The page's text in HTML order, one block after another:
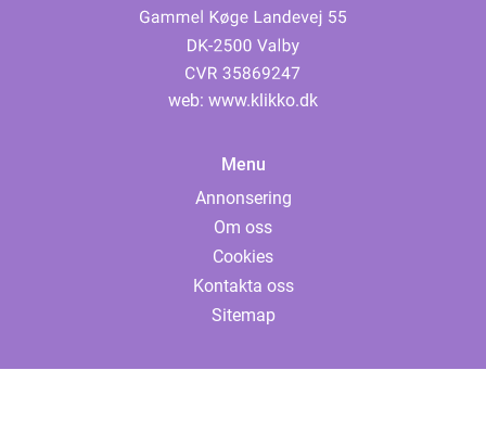
web: www.klikko.dk
Menu
Annonsering
Om oss
Cookies
Kontakta oss
Sitemap